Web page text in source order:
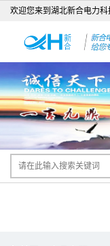
欢迎您来到湖北新合电力科